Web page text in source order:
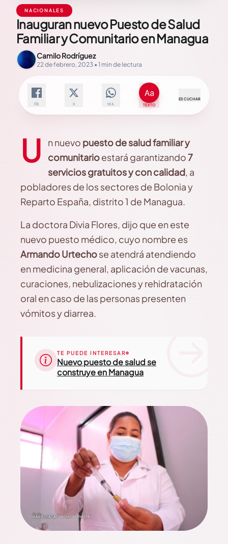
NACIONALES
Inauguran nuevo Puesto de Salud
Familiar y Comunitario en Managua
Camilo Rodríguez
22 de febrero, 2023 • 1 min de lectura
FB X WA TEXTO
ESCUCHAR
U n nuevo puesto desalud familiar y
comunitarioestará garantizando7
servicios gratuitos y con calidad, a
pobladores de los sectores de Bolonia y
Reparto España, distrito 1 de Managua.
La doctora Divia Flores, dijo que en este
nuevo puesto médico, cuyo nombre es
Armando Urtechose atendrá atendiendo
en medicina general, aplicación de vacunas,
curaciones, nebulizaciones y rehidratación
oral en caso de las personas presenten
vómitos y diarrea.
TE PUEDE INTERESAR
Nuevo puesto de salud se
construye en Managua